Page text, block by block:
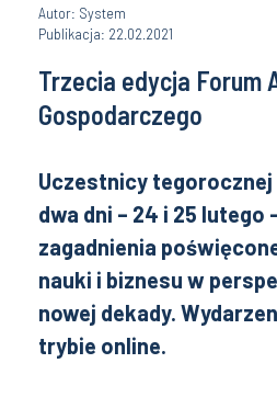
Autor: System
Publikacja: 22.02.2021
Trzecia edycja Forum
Gospodarczego
Uczestnicy
dwa dni – 24 i 25 lutego
zagadnienia
nauki i biznesu w
nowej dekady.
trybie online.